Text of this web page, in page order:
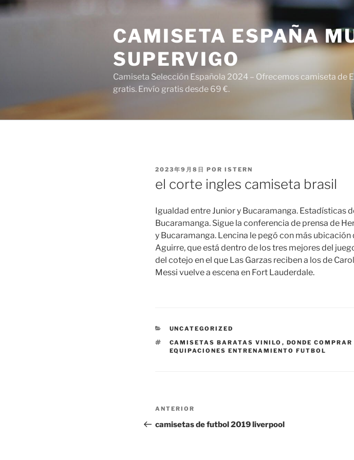
Saltar
al
CAMISETA ESPAÑA
SUPERVIGO
Camiseta Selección Española 2024 – Ofrecemos camiseta de
gratis. Envío gratis desde 69 €.
PUBLICADO
2023年9月8日 POR ISTERN
el corte ingles camiseta brasil
Igualdad entre Junior y Bucaramanga. Estadísticas
Bucaramanga. Sigue la conferencia de prensa de
y Bucaramanga. Lencina le pegó con más
Aguirre, que está dentro de los tres mejores del
del cotejo en el que Las Garzas reciben a los de
Messi vuelve a escena en Fort Lauderdale.
CATEGORÍAS
UNCATEGORIZED
ETIQUETAS
CAMISETAS BARATAS VINILO , DONDE
EQUIPACIONES ENTRENAMIENTO FUTBOL
Navegación
de
Entrada
anterior:
ANTERIOR
camisetas de futbol 2019 liverpool